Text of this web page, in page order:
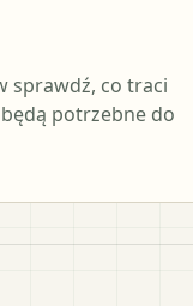
sprawdź, co traci
potrzebne do